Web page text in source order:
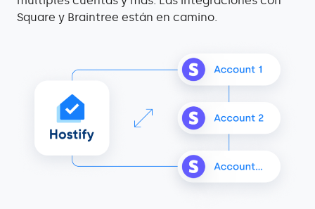
Square y Braintree están en camino.